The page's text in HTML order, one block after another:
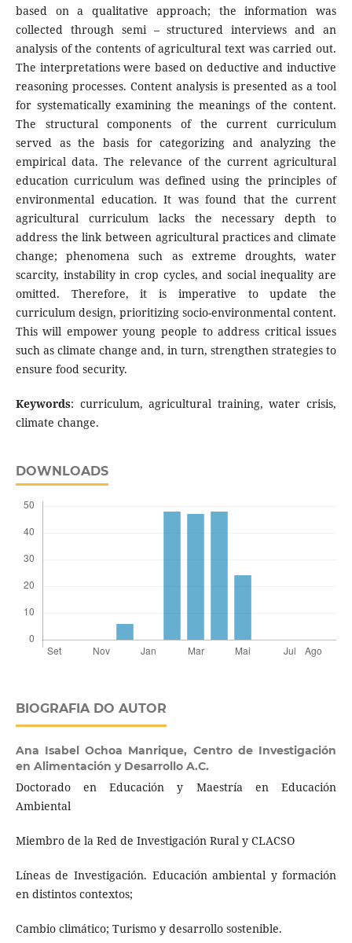
based on a qualitative approach; the information was
collected through semi – structured interviews and an
analysis of the contents of agricultural text was carried out.
The interpretations were based on deductive and inductive
reasoning processes. Content analysis is presented as a tool
for systematically examining the meanings of the content.
The structural components of the current curriculum
served as the basis for categorizing and analyzing the
empirical data. The relevance of the current agricultural
education curriculum was defined using the principles of
environmental education. It was found that the current
agricultural curriculum lacks the necessary depth to
address the link between agricultural practices and climate
change; phenomena such as extreme droughts, water
scarcity, instability in crop cycles, and social inequality are
omitted. Therefore, it is imperative to update the
curriculum design, prioritizing socio-environmental content.
This will empower young people to address critical issues
such as climate change and, in turn, strengthen strategies to
ensure food security.
Keywords: curriculum, agricultural training, water crisis,
climate change.
DOWNLOADS
BIOGRAFIA DO AUTOR
Ana Isabel Ochoa Manrique, Centro de Investigación
en Alimentación y Desarrollo A.C.
Doctorado en Educación y Maestría en Educación
Ambiental
Miembro de la Red de Investigación Rural y CLACSO
Líneas de Investigación. Educación ambiental y formación
en distintos contextos;
Cambio climático; Turismo y desarrollo sostenible.